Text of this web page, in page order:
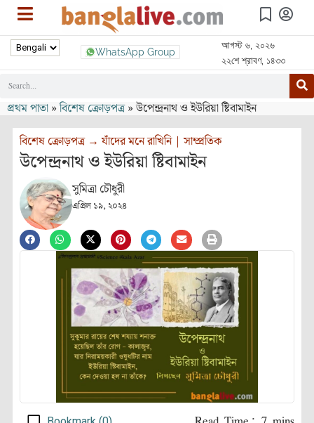
WhatsApp Group
আগস্ট ৬, ২০২৬
২২শে শ্রাবণ, ১৪৩৩
প্রথম পাতা »বিশেষ ক্রোড়পত্র»উপেন্দ্রনাথ ও ইউরিয়া ষ্টিবামাইন
বিশেষ ক্রোড়পত্র→যাঁদের মনে রাখিনি|সাম্প্রতিক
উপেন্দ্রনাথ ও ইউরিয়া ষ্টিবামাইন
সুমিত্রা চৌধুরী
এপ্রিল ১৯, ২০২৪